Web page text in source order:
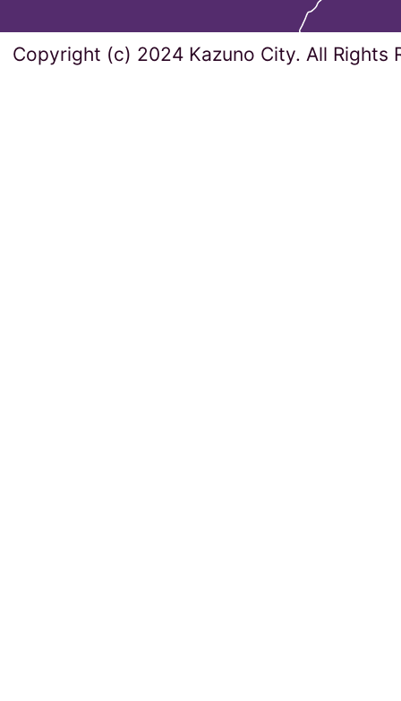
Copyright (c) 2024 Kazuno City. All Rights